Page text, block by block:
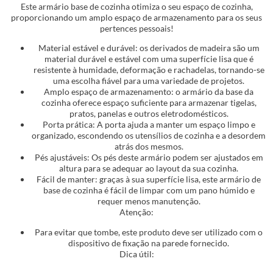
Este armário base de cozinha otimiza o seu espaço de cozinha,
proporcionando um amplo espaço de armazenamento para os seus
pertences pessoais!
Material estável e durável: os derivados de madeira são um
material durável e estável com uma superfície lisa que é
resistente à humidade, deformação e rachadelas, tornando-se
uma escolha fiável para uma variedade de projetos.
Amplo espaço de armazenamento: o armário da base da
cozinha oferece espaço suficiente para armazenar tigelas,
pratos, panelas e outros eletrodomésticos.
Porta prática: A porta ajuda a manter um espaço limpo e
organizado, escondendo os utensílios de cozinha e a desordem
atrás dos mesmos.
Pés ajustáveis: Os pés deste armário podem ser ajustados em
altura para se adequar ao layout da sua cozinha.
Fácil de manter: graças à sua superfície lisa, este armário de
base de cozinha é fácil de limpar com um pano húmido e
requer menos manutenção.
Atenção:
Para evitar que tombe, este produto deve ser utilizado com o
dispositivo de fixação na parede fornecido.
Dica útil: